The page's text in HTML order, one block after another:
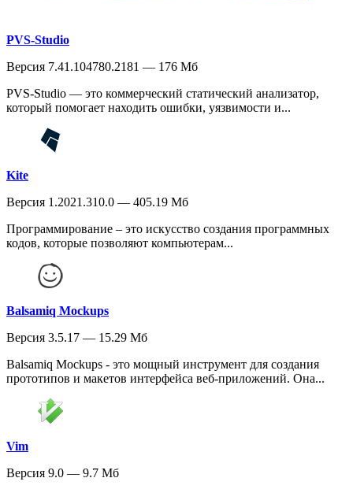
PVS-Studio
Версия 7.41.104780.2181 — 176 Мб
PVS-Studio — это коммерческий статический анализатор,
который помогает находить ошибки, уязвимости и...
Kite
Версия 1.2021.310.0 — 405.19 Мб
Программирование – это искусство создания программных
кодов, которые позволяют компьютерам...
Balsamiq Mockups
Версия 3.5.17 — 15.29 Мб
Balsamiq Mockups - это мощный инструмент для создания
прототипов и макетов интерфейса веб-приложений. Она...
Vim
Версия 9.0 — 9.7 Мб